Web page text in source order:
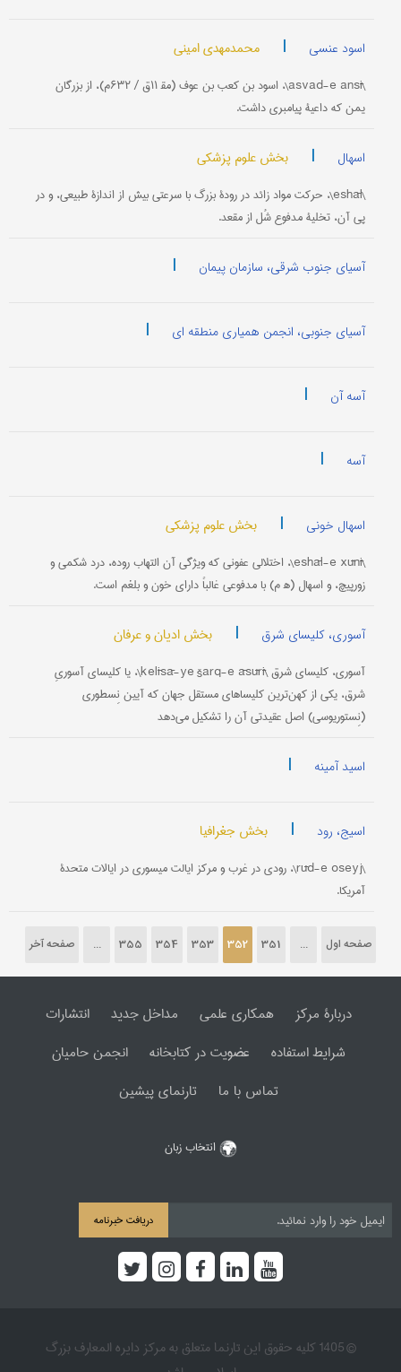
اسود عنسی | محمدمهدی امینی
\asvad-e ansī\، اسود بن کعب بن عوف (مق‍ ‍۱۱ق / ۶۳۲م)، از بزرگان
یمن که داعیۀ پیامبری داشت.
اسهال | بخش علوم پزشکی
\eshāl\، حرکت مواد زائد در رودۀ بزرگ با سرعتی بیش از اندازۀ طبیعی، و در
پی آن، تخلیۀ مدفوع شُل از مقعد.
آسیای جنوب شرقی، سازمان پیمان |
آسیای جنوبی، انجمن همیاری منطقه ای |
آسه آن |
آسه |
اسهال خونی | بخش علوم پزشکی
\eshāl-e xūnī\، اختلالی عفونی که ویژگی آن التهاب روده، درد شکمی و
زورپیچ، و اسهال (ه‍ م) با مدفوعی غالباً دارای خون و بلغم است.
آسوری، کلیسای شرق | بخش ادیان و عرفان
آسوری، کلیسای شرق \kelīsā-ye šarq-e āsūrī\، یا کلیسای آسوریِ
شرق، یکی از کهن‌ترین کلیسا‌های مستقل جهان که آیین نِسطوری
(نِستور‌یوسی) اصل عقیدتی آن را تشکیل می‌دهد
اسید آمینه |
اسیج، رود | بخش جغرافیا
\rūd-e oseyj\، رودی در غرب و مرکز ایالت میسوری در ایالات متحدۀ
آمریکا.
صفحه اول ...
351
352
353
354
355
... صفحه آخر
دربارۀ مرکز همکاری علمی مداخل جدید
انتشارات
شرایط استفاده
عضویت در کتابخانه
انجمن حامیان
تماس با ما
تارنمای پیشین
انتخاب زبان
دریافت خبرنامه
© 1405 کلیه حقوق این تارنما متعلق به مرکز دایره المعارف بزرگ